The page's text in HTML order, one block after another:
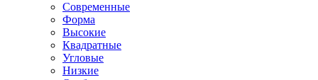
Современные
Форма
Высокие
Квадратные
Угловые
Низкие